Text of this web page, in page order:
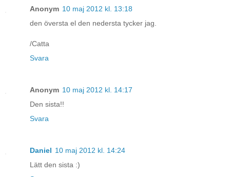
Anonym 10 maj 2012 kl. 13:18
den översta el den nedersta tycker jag.
/Catta
Svara
Anonym 10 maj 2012 kl. 14:17
Den sista!!
Svara
Daniel 10 maj 2012 kl. 14:24
Lätt den sista :)